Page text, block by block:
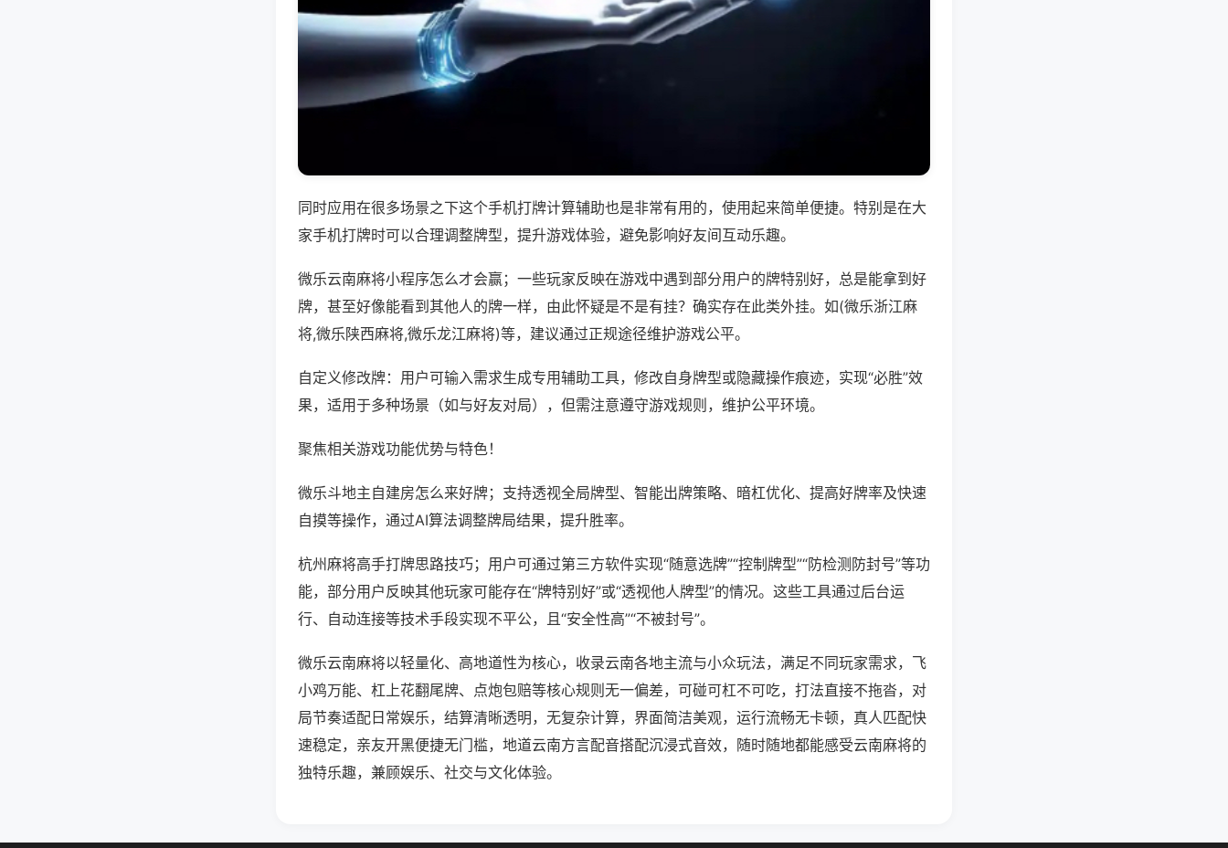
同时应用在很多场景之下这个手机打牌计算辅助也是非常有用的，使用起来简单便捷。特别是在大
家手机打牌时可以合理调整牌型，提升游戏体验，避免影响好友间互动乐趣。
微乐云南麻将小程序怎么才会赢；一些玩家反映在游戏中遇到部分用户的牌特别好，总是能拿到好
牌，甚至好像能看到其他人的牌一样，由此怀疑是不是有挂？确实存在此类外挂。如(微乐浙江麻
将,微乐陕西麻将,微乐龙江麻将)等，建议通过正规途径维护游戏公平。
自定义修改牌：用户可输入需求生成专用辅助工具，修改自身牌型或隐藏操作痕迹，实现“必胜”效
果，适用于多种场景（如与好友对局），但需注意遵守游戏规则，维护公平环境。
聚焦相关游戏功能优势与特色！
微乐斗地主自建房怎么来好牌；支持透视全局牌型、智能出牌策略、暗杠优化、提高好牌率及快速
自摸等操作，通过AI算法调整牌局结果，提升胜率。
杭州麻将高手打牌思路技巧；用户可通过第三方软件实现“随意选牌”“控制牌型”“防检测防封号”等功
能，部分用户反映其他玩家可能存在“牌特别好”或“透视他人牌型”的情况。这些工具通过后台运
行、自动连接等技术手段实现不平公，且“安全性高”“不被封号”。
微乐云南麻将以轻量化、高地道性为核心，收录云南各地主流与小众玩法，满足不同玩家需求，飞
小鸡万能、杠上花翻尾牌、点炮包赔等核心规则无一偏差，可碰可杠不可吃，打法直接不拖沓，对
局节奏适配日常娱乐，结算清晰透明，无复杂计算，界面简洁美观，运行流畅无卡顿，真人匹配快
速稳定，亲友开黑便捷无门槛，地道云南方言配音搭配沉浸式音效，随时随地都能感受云南麻将的
独特乐趣，兼顾娱乐、社交与文化体验。